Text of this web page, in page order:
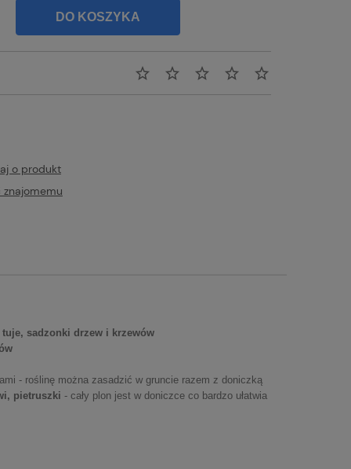
DO KOSZYKA
o produkt
znajomemu
sadzonki drzew i krzewów
- roślinę można zasadzić w gruncie razem z doniczką
pietruszki - cały plon jest w doniczce co bardzo ułatwia